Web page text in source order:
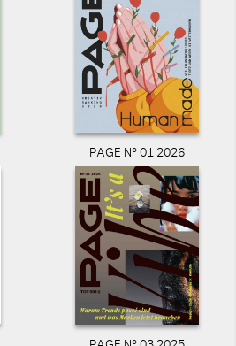
PAGE N° 01 2026